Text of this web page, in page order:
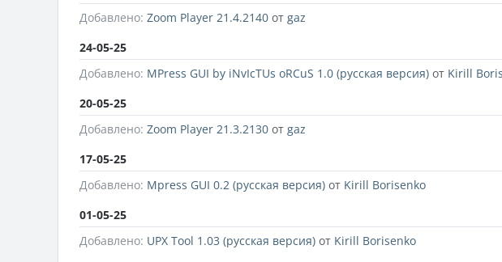
Добавлено: Zoom Player 21.4.2140 от gaz
24-05-25
Добавлено: MPress GUI by iNvIcTUs oRCuS 1.0 (русская версия) от Kirill
20-05-25
Добавлено: Zoom Player 21.3.2130 от gaz
17-05-25
Добавлено: Mpress GUI 0.2 (русская версия) от Kirill Borisenko
01-05-25
Добавлено: UPX Tool 1.03 (русская версия) от Kirill Borisenko